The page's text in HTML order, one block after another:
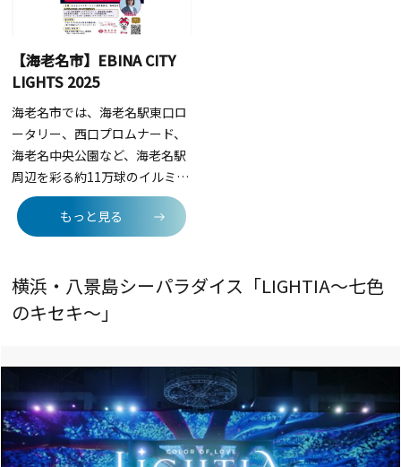
12月26日（金）～2026年3月1
ルミネーション実行委員会 ■構
連合町内会、高津区文化協
会、 高津区商店街連合会、溝ノ
口駅前商店街振興組合、ノクテ
ィ商店会、 溝ノ口駅前町会、溝
口第5町会、みぞのくち新都市
株式会社
2026年1月12日（月）■開催時
本厚木駅前北口広場・本厚木駅
南口駅前広場
【海老名市】EBINA CITY
LIGHTS 2025
海老名市では、海老名駅東口ロ
ータリー、西口プロムナード、
海老名中央公園など、海老名駅
周辺を彩る約11万球のイルミネ
ーション「EBINA CITY
LIGHT」が開催されます。点灯
期間中にさまざまなイベントも
市公式ホームページをご覧くだ
さい。 ■点灯期間：2025年11
月1日（土）～2026年2月14日
17：00～22：0012月、1月
16：00～22：00■場所：海老
名駅周辺西口：西口プロムナー
ド、西口中心広場、ペデストリ
アンデッキ駅間：ViNA WALK
もっと見る
横浜・八景島シーパラダイス「LIGHTIA～七色
のキセキ～」